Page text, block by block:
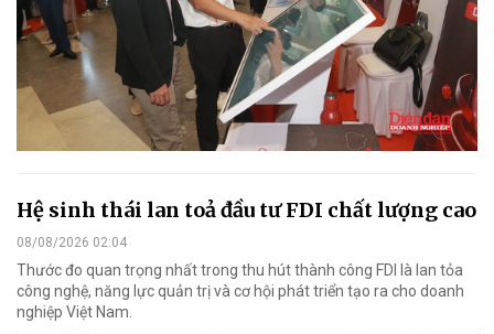
Hệ sinh thái lan toả đầu tư FDI chất lượng cao
08/08/2026 02:04
Thước đo quan trọng nhất trong thu hút thành công FDI là lan tỏa
công nghệ, năng lực quản trị và cơ hội phát triển tạo ra cho doanh
nghiệp Việt Nam.